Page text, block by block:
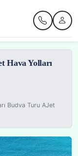
Hava Yolları
Budva Turu AJet